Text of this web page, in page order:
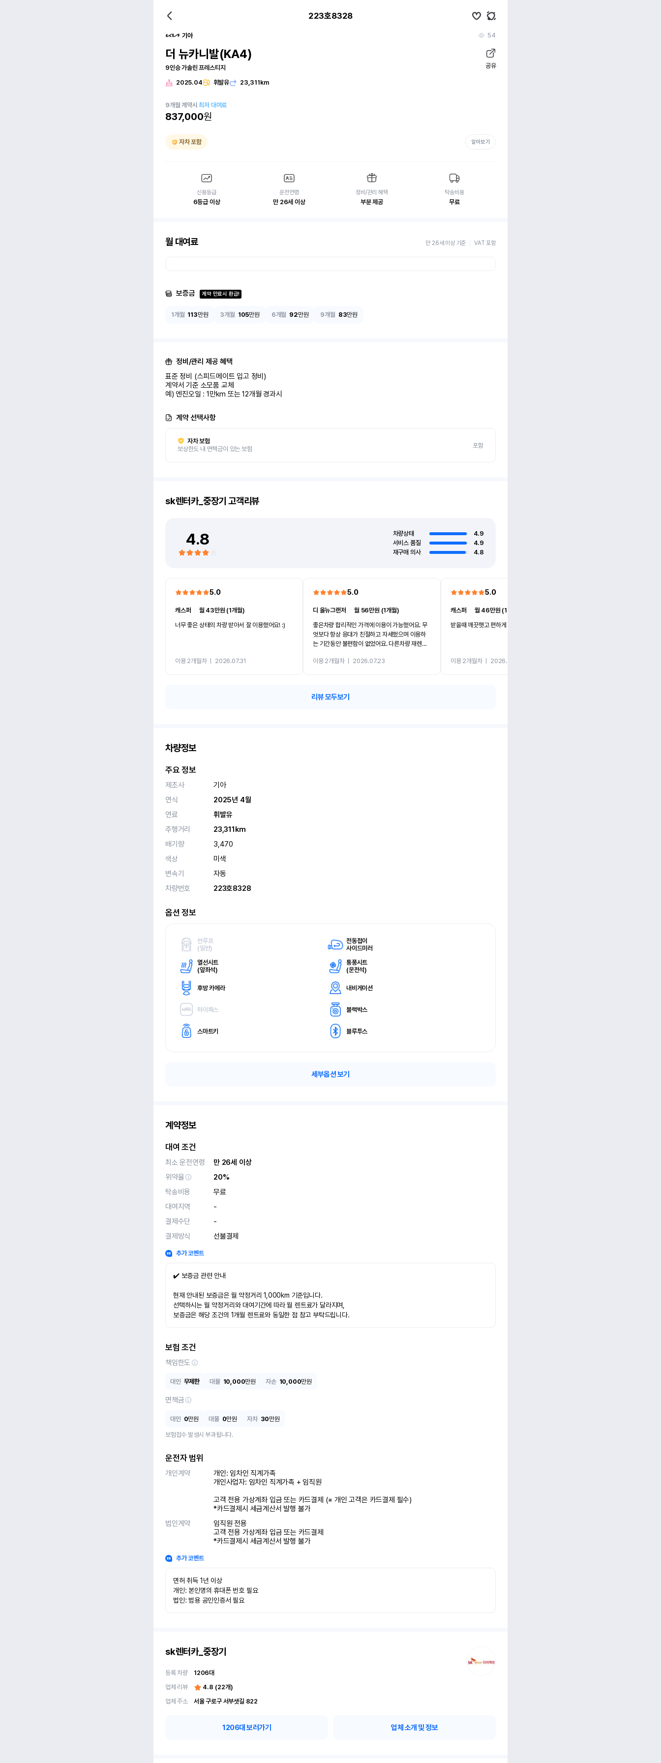
223호8328
기아 54
더 뉴카니발(KA4)
9인승 가솔린 프레스티지 공유
2025.04 휘발유 23,311km
9개월 계약시최저 대여료
837,000원
자차 포함 알아보기
신용등급
6등급 이상
운전연령
만 26세 이상
정비/관리 혜택
부분 제공
탁송비용
무료
월 대여료 만 26세 이상 기준 VAT 포함
보증금 계약 만료시 환급!
1개월 113만원 3개월 105만원 6개월 92만원 9개월 83만원
정비/관리 제공 혜택
표준 정비 (스피드메이트 입고 정비)
계약서 기준 소모품 교체
예) 엔진오일 : 1만km 또는 12개월 경과시
계약 선택사항
자차 보험
보상한도 내 면책금이 있는 보험
포함
sk렌터카_중장기 고객리뷰
4.8 차량상태
4.9
서비스 품질
4.9
재구매 의사
4.8
5.0
캐스퍼
월 43만원 (1개월)
너무 좋은 상태의 차량 받아서 잘 이용했어요! :)
이용 2개월차ㅣ 2026.07.31
5.0
디 올뉴그랜저 ㅣ월 56만원 (1개월)
좋은차량 합리적인 가격에 이용이 가능했어요. 무
엇보다 항상 응대가 친절하고 자세했으며 이용하
는 기간동안 불편함이 없었어요. 다른차량 재렌트
카 렌트 고민없이 강추합니다!!
이용 2개월차ㅣ 2026.07.23
5.0
캐스퍼
월 46만원 (1개월)
받을때 깨끗햇고 편하게 잘이용했습니다!
이용 2개월차ㅣ 2026.07.08
리뷰 모두보기
차량정보
주요 정보
제조사
기아
연식
2025년 4월
연료
휘발유
주행거리
23,311km
배기량
3,470
색상
미색
변속기
자동
차량번호
223호8328
옵션 정보
썬루프
(일반)
전동접이
사이드미러
열선시트
(앞좌석)
통풍시트
(운전석)
후방 카메라 내비게이션
하이패스 블랙박스
스마트키 블루투스
세부옵션 보기
계약정보
대여 조건
최소 운전연령
만 26세 이상
위약율
20%
탁송비용
무료
대여지역
-
결제수단
-
결제방식
선불결제
추가 코멘트
✔️ 보증금 관련 안내
현재 안내된 보증금은 월 약정거리 1,000km 기준입니다.
선택하시는 월 약정거리와 대여기간에 따라 월 렌트료가 달라지며,
보증금은 해당 조건의 1개월 렌트료와 동일한 점 참고 부탁드립니다.
보험 조건
책임한도
대인 무제한 대물 10,000만원 자손 10,000만원
면책금
대인 0만원 대물 0만원 자차 30만원
보험접수 발생시 부과됩니다.
운전자 범위
개인계약
개인: 임차인 직계가족
개인사업자: 임차인 직계가족 + 임직원
고객 전용 가상계좌 입금 또는 카드결제 (※ 개인 고객은 카드결제 필수)
*카드결제시 세금계산서 발행 불가
법인계약
임직원 전용
고객 전용 가상계좌 입금 또는 카드결제
*카드결제시 세금계산서 발행 불가
추가 코멘트
면허 취득 1년 이상
개인: 본인명의 휴대폰 번호 필요
법인: 범용 공인인증서 필요
sk렌터카_중장기
등록 차량 1206대
업체 리뷰
4.8 (22개)
업체 주소
서울 구로구 서부샛길 822
1206대 보러가기 업체 소개 및 정보